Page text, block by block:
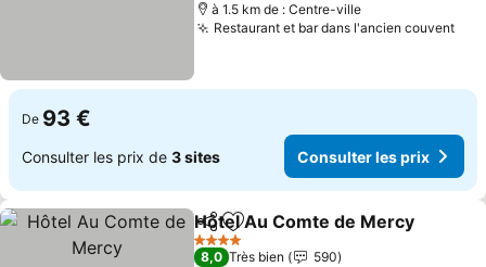
à 1.5 km de : Centre-ville
Restaurant et bar dans l'ancien couvent
De 93 €
Consulter les prix de 3 sites Consulter les prix
PartagerAjouter à mes favoris
Hôtel Au Comte de Mercy
4 Étoiles
8,0 Très bien
590